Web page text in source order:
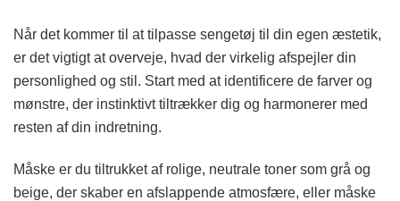
Når det kommer til at tilpasse sengetøj til din egen æstetik,
er det vigtigt at overveje, hvad der virkelig afspejler din
personlighed og stil. Start med at identificere de farver og
mønstre, der instinktivt tiltrækker dig og harmonerer med
resten af din indretning.
Måske er du tiltrukket af rolige, neutrale toner som grå og
beige, der skaber en afslappende atmosfære, eller måske